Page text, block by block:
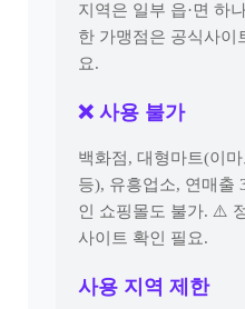
지역은 일부 읍·면 하
한 가맹점은 공식사이
요.
❌ 사용 불가
백화점, 대형마트(이
등), 유흥업소, 연매출
인 쇼핑몰도 불가. ⚠️
사이트 확인 필요.
사용 지역 제한